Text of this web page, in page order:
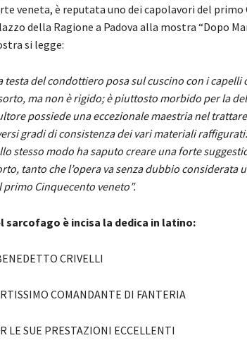
veneta, è reputata uno dei capolavori del
della Ragione a Padova alla mostra “Dopo
si legge:
testa del condottiero posa sul cuscino con i
ma non è rigido; è piuttosto morbido per la
possiede una eccezionale maestria nel
gradi di consistenza dei vari materiali
stesso modo ha saputo creare una forte
tanto che l’opera va senza dubbio considerata
primo Cinquecento veneto”.
sarcofago è incisa la dedica in latino:
CRIVELLI
COMANDANTE DI FANTERIA
LE SUE PRESTAZIONI ECCELLENTI